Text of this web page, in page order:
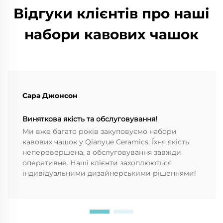
Відгуки клієнтів про наші
набори кавових чашок
Сара Джонсон
Виняткова якість та обслуговування!
Ми вже багато років закуповуємо набори
кавових чашок у Qianyue Ceramics. Їхня якість
неперевершена, а обслуговування завжди
оперативне. Наші клієнти захоплюються
індивідуальними дизайнерськими рішеннями!